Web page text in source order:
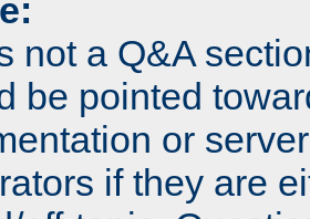
not a Q&A
be pointed
or
if they are